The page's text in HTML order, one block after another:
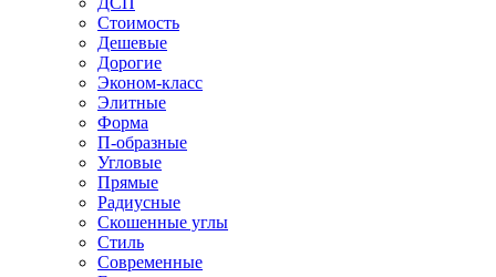
Стоимость
Дешевые
Дорогие
Эконом-класс
Элитные
Форма
П-образные
Угловые
Прямые
Радиусные
Скошенные углы
Стиль
Современные